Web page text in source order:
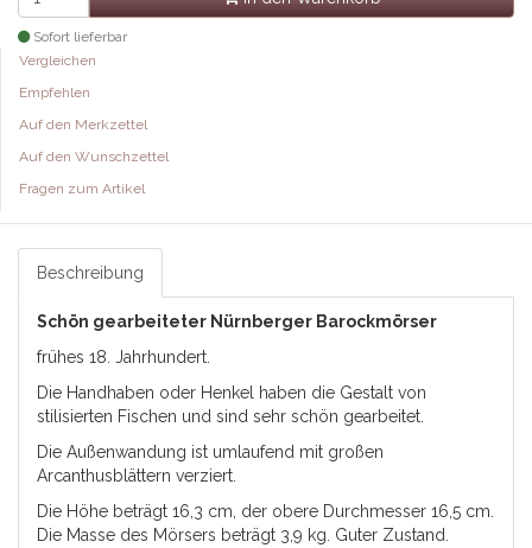
Sofort lieferbar
Vergleichen
Empfehlen
Auf den Merkzettel
Auf den Wunschzettel
Fragen zum Artikel
Beschreibung
Schön gearbeiteter Nürnberger Barockmörser
frühes 18. Jahrhundert.
Die Handhaben oder Henkel haben die Gestalt von
stilisierten Fischen und sind sehr schön gearbeitet.
Die Außenwandung ist umlaufend mit großen
Arcanthusblättern verziert.
Die Höhe beträgt 16,3 cm, der obere Durchmesser 16,5 cm.
Die Masse des Mörsers beträgt 3,9 kg. Guter Zustand.